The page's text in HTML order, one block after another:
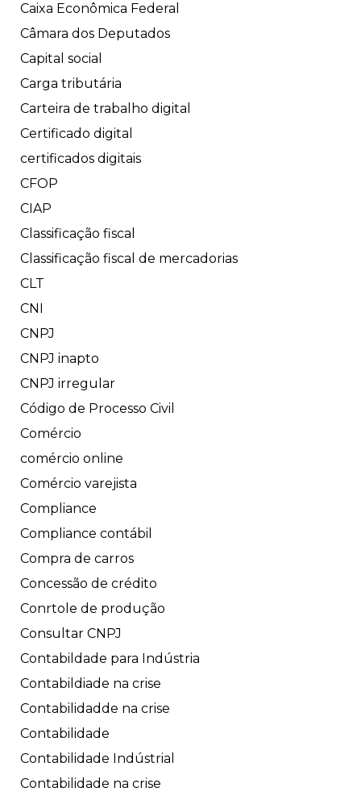
Caixa Econômica Federal
Câmara dos Deputados
Capital social
Carga tributária
Carteira de trabalho digital
Certificado digital
certificados digitais
CFOP
CIAP
Classificação fiscal
Classificação fiscal de mercadorias
CLT
CNI
CNPJ
CNPJ inapto
CNPJ irregular
Código de Processo Civil
Comércio
comércio online
Comércio varejista
Compliance
Compliance contábil
Compra de carros
Concessão de crédito
Conrtole de produção
Consultar CNPJ
Contabildade para Indústria
Contabildiade na crise
Contabilidadde na crise
Contabilidade
Contabilidade Indústrial
Contabilidade na crise